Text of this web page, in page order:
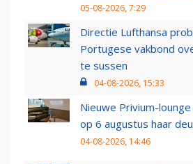
05-08-2026, 7:29
Directie Lufthansa
Portugese vakbond
te sussen
04-08-2026, 15:33
Nieuwe Privium-
op 6 augustus haar
04-08-2026, 14:46